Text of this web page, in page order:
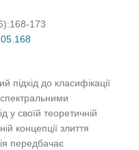
173
підхід до класифікації
у своїй теоретичній
концепції злиття
передбачає